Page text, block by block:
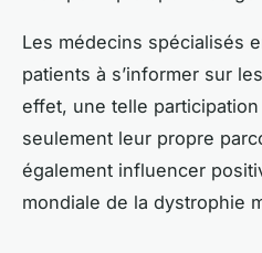
Les médecins spécialisés
patients à s’informer sur
effet, une telle
seulement leur propre
également influencer
mondiale de la dystrophie